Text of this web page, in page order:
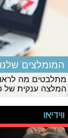
המומלצים
מתלבטים מה
המלצה ענקית של
ווידיאו